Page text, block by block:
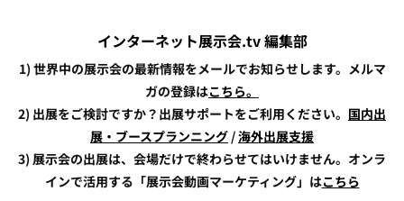
インターネット展示会.tv 編集部
1) 世界中の展示会の最新情報をメールでお知らせします。メルマ
ガの登録はこちら。
2) 出展をご検討ですか？出展サポートをご利用ください。 国内出
展・ブースプランニング /海外出展支援
3) 展示会の出展は、会場だけで終わらせてはいけません。オンラ
インで活用する「展示会動画マーケティング」はこちら